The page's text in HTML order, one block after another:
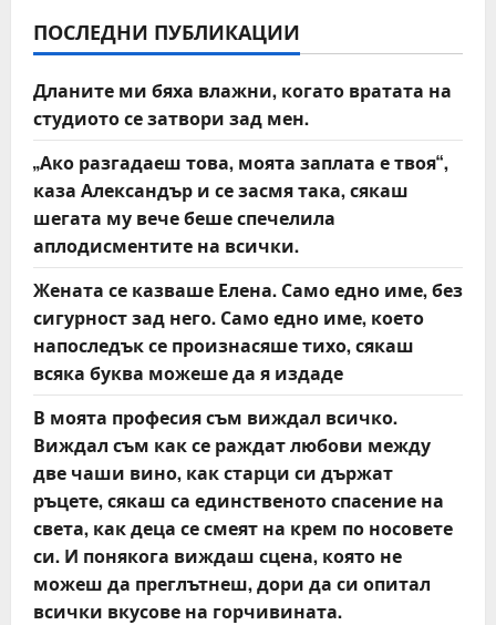
a
v
i
g
a
t
i
o
n
ПОСЛЕДНИ ПУБЛИКАЦИИ
Дланите ми бяха влажни, когато вратата на
студиото се затвори зад мен.
„Ако разгадаеш това, моята заплата е твоя“,
каза Александър и се засмя така, сякаш
шегата му вече беше спечелила
аплодисментите на всички.
Жената се казваше Елена. Само едно име, без
сигурност зад него. Само едно име, което
напоследък се произнасяше тихо, сякаш
всяка буква можеше да я издаде
В моята професия съм виждал всичко.
Виждал съм как се раждат любови между
две чаши вино, как старци си държат
ръцете, сякаш са единственото спасение на
света, как деца се смеят на крем по носовете
си. И понякога виждаш сцена, която не
можеш да преглътнеш, дори да си опитал
всички вкусове на горчивината.